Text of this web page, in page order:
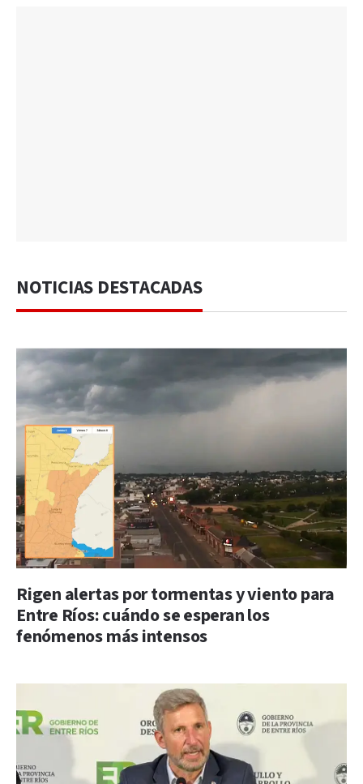
NOTICIAS DESTACADAS
Rigen alertas por tormentas y viento para
Entre Ríos: cuándo se esperan los
fenómenos más intensos